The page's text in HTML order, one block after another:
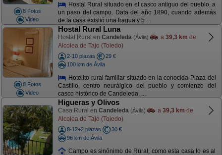
8 Fotos
Video
Hostal Rural situado en el casco antiguo del pueblo, a
un paso del campo. Data del año 1890, cuando además
de la casa existió una fragua y b ...
8 Fotos
Video
Hostal Rural Luna
Hostal Rural en Candeleda (Ávila) a 39,3 km de
Alcolea de Tajo (Toledo)
2-10 plazas
29 €
100 km de Ávila
Hotelito rural familiar situado en la conocida Plaza del
Castillo, centro neurálgico del pueblo y comienzo del
casco histórico de Candeleda, ...
Higueras y Olivos
Casa Rural en Candeleda (Ávila) a 39,3 km de
Alcolea de Tajo (Toledo)
8-12+2 plazas
30 €
96 km de Ávila
Campo es sinónimo de Rural, como esta casa lo es al